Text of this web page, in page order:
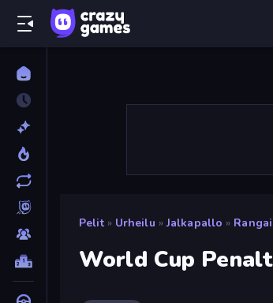
Pelit » Urheilu » Jalkapallo »
World Cup